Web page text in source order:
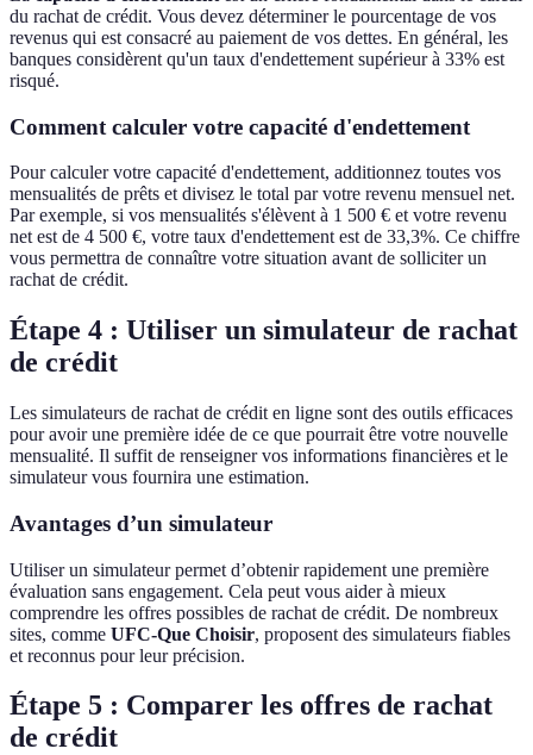
du rachat de crédit. Vous devez déterminer le pourcentage de vos
revenus qui est consacré au paiement de vos dettes. En général, les
banques considèrent qu'un taux d'endettement supérieur à 33% est
risqué.
Comment calculer votre capacité d'endettement
Pour calculer votre capacité d'endettement, additionnez toutes vos
mensualités de prêts et divisez le total par votre revenu mensuel net.
Par exemple, si vos mensualités s'élèvent à 1 500 € et votre revenu
net est de 4 500 €, votre taux d'endettement est de 33,3%. Ce chiffre
vous permettra de connaître votre situation avant de solliciter un
rachat de crédit.
Étape 4 : Utiliser un simulateur de rachat
de crédit
Les simulateurs de rachat de crédit en ligne sont des outils efficaces
pour avoir une première idée de ce que pourrait être votre nouvelle
mensualité. Il suffit de renseigner vos informations financières et le
simulateur vous fournira une estimation.
Avantages d’un simulateur
Utiliser un simulateur permet d’obtenir rapidement une première
évaluation sans engagement. Cela peut vous aider à mieux
comprendre les offres possibles de rachat de crédit. De nombreux
sites, comme UFC-Que Choisir, proposent des simulateurs fiables
et reconnus pour leur précision.
Étape 5 : Comparer les offres de rachat
de crédit